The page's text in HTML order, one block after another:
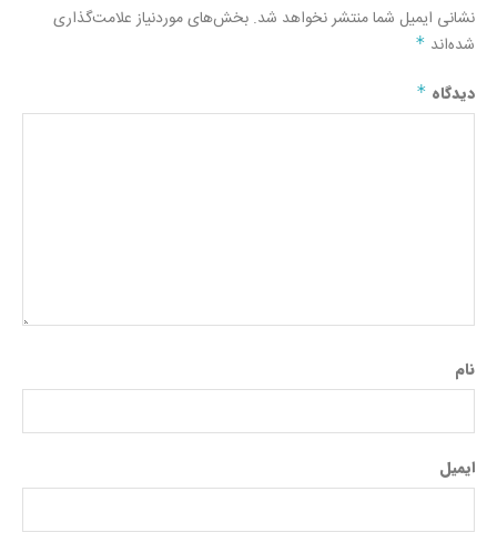
نشانی ایمیل شما منتشر نخواهد شد.بخش‌های موردنیاز علامت‌گذاری
شده‌اند*
دیدگاه*
نام
ایمیل